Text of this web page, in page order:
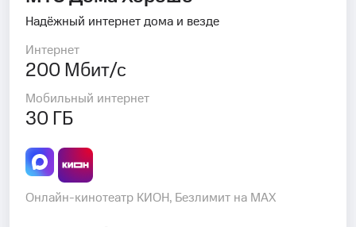
Надёжный интернет дома и везде
Интернет
200 Мбит/с
Мобильный интернет
30 ГБ
Онлайн-кинотеатр КИОН, Безлимит на MAX